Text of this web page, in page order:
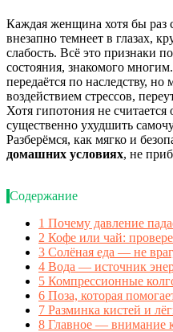
Каждая женщина хотя бы раз
внезапно темнеет в глазах,
слабость. Всё это признаки
состояния, знакомого
передаётся по наследству, но
воздействием стрессов,
Хотя гипотония не считается
существенно ухудшить
Разберёмся, как мягко и
домашних условиях, не
Содержание
1 Почему давление
2 Кофе или чай:
3 Солёная еда — не
4 Вода — источник
5 Компрессионные
6 Поза, которая
7 Разминка кистей и
8 Главное — внимание